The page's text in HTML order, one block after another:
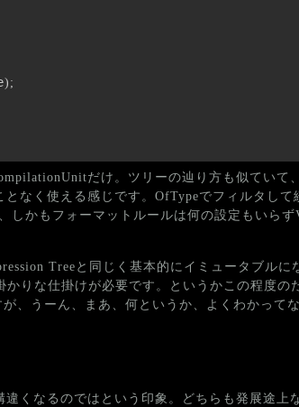
) ;
だけ。ツリーの辿り方も似ていて、
なく使える感じです。OfTypeでフィルタして
かもフォーマットルールは何の設定もいらず
Treeと同じく基本的にイミュータブルに
りな仕掛けが必要です。というかこの程度の
、うーん、まあ、何というか、よくわかって
くなるのではという印象。どちらも発展途上